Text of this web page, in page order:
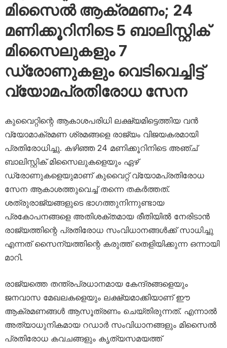
മിസൈൽ ആക്രമണം; 24
മണിക്കൂറിനിടെ 5 ബാലിസ്റ്റിക്
മിസൈലുകളും 7
ഡ്രോണുകളും വെടിവെച്ചിട്ട്
വ്യോമപ്രതിരോധ സേന
കുവൈറ്റിന്റെ ആകാശപരിധി ലക്ഷ്യമിട്ടെത്തിയ വൻ
വ്യോമാക്രമണ ശ്രമങ്ങളെ രാജ്യം വിജയകരമായി
പ്രതിരോധിച്ചു. കഴിഞ്ഞ 24 മണിക്കൂറിനിടെ അഞ്ച്
ബാലിസ്റ്റിക് മിസൈലുകളെയും ഏഴ്
ഡ്രോണുകളെയുമാണ് കുവൈറ്റ് വ്യോമപ്രതിരോധ
സേന ആകാശത്തുവെച്ച് തന്നെ തകർത്തത്.
ശത്രുരാജ്യങ്ങളുടെ ഭാഗത്തുനിന്നുണ്ടായ
പ്രകോപനങ്ങളെ അതിശക്തമായ രീതിയിൽ നേരിടാൻ
രാജ്യത്തിന്റെ പ്രതിരോധ സംവിധാനങ്ങൾക്ക് സാധിച്ചു
എന്നത് സൈന്യത്തിന്റെ കരുത്ത് തെളിയിക്കുന്ന ഒന്നായി
മാറി.
രാജ്യത്തെ തന്ത്രപ്രധാനമായ കേന്ദ്രങ്ങളെയും
ജനവാസ മേഖലകളെയും ലക്ഷ്യമാക്കിയാണ് ഈ
ആക്രമണങ്ങൾ ആസൂത്രണം ചെയ്തിരുന്നത്. എന്നാൽ
അത്യാധുനികമായ റഡാർ സംവിധാനങ്ങളും മിസൈൽ
പ്രതിരോധ കവചങ്ങളും കൃത്യസമയത്ത്